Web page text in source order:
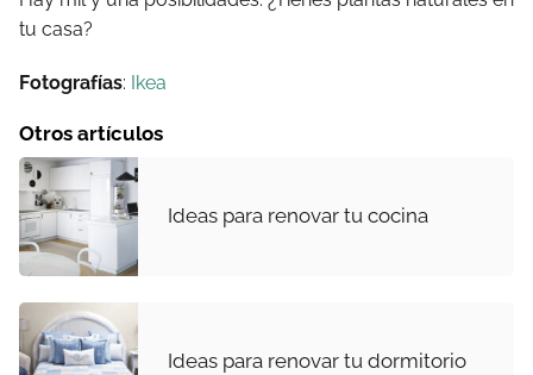
tu casa?
Fotografías: Ikea
Otros artículos
Ideas para renovar tu cocina
Ideas para renovar tu dormitorio